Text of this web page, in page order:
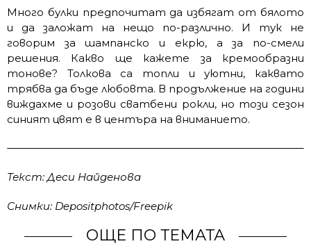
Много булки предпочитат да избягат от бялото
и да заложат на нещо по-различно. И тук не
говорим за шампанско и екрю, а за по-смели
решения. Какво ще кажете за кремообразни
тонове? Толкова са топли и уютни, каквато
трябва да бъде любовта. В продължение на години
виждахме и розови сватбени рокли, но този сезон
синият цвят е в центъра на вниманието.
Текст: Деси Найденова
Снимки: Depositphotos/Freepik
ОЩЕ ПО ТЕМАТА